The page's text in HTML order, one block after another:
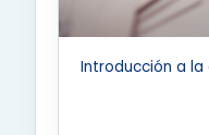
Introducción a